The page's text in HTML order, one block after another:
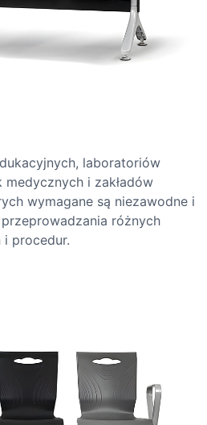
laboratoriów
i zakładów
wymagane są niezawodne i
różnych
i procedur.